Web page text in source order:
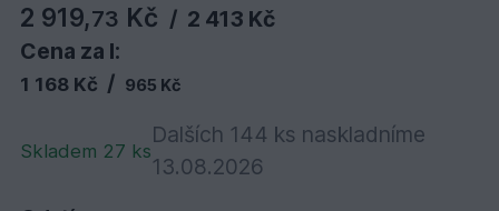
2 919,73 Kč / 2 413 Kč
Cena za l:
1 168 Kč / 965 Kč
Skladem 27 ks
Dalších 144 ks naskladníme
13.08.2026